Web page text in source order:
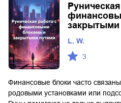
закрытыми
L. W.
3
Финансовые блоки часто
родовыми установками или